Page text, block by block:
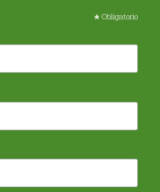
* Obligatorio